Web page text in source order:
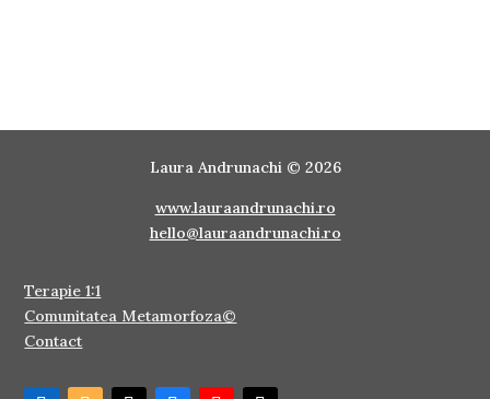
Laura Andrunachi © 2026
www.lauraandrunachi.ro
hello@lauraandrunachi.ro
Terapie 1:1
Comunitatea Metamorfoza©
Contact